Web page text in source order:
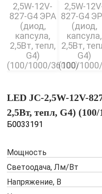
LED JC-2,5W-12V-
2,5Вт, тепл, G4) (100/
Б0033191
Мощность
Светоодача, Лм/Вт
Напряжение, В